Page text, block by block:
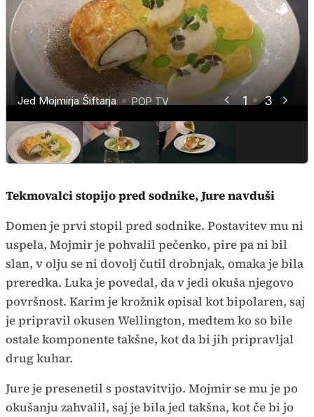
1 3
Jed Mojmirja Šiftarja POP TV
Zmagovalna jed Jureta Pavliča
POP TV
Lep krožnik Luke Pangosa, ki mu je
zmaga ušla zaradi preveč nasutega
čaja.
POP TV
Tekmovalci stopijo pred sodnike, Jure navduši
Domen je prvi stopil pred sodnike. Postavitev mu ni
uspela, Mojmir je pohvalil pečenko, pire pa ni bil
slan, v olju se ni dovolj čutil drobnjak, omaka je bila
preredka. Luka je povedal, da v jedi okuša njegovo
površnost. Karim je krožnik opisal kot bipolaren, saj
je pripravil okusen Wellington, medtem ko so bile
ostale komponente takšne, kot da bi jih pripravljal
drug kuhar.
Jure je presenetil s postavitvijo. Mojmir se mu je po
okušanju zahvalil, saj je bila jed takšna, kot če bi jo